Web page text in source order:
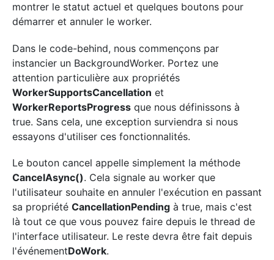
montrer le statut actuel et quelques boutons pour
démarrer et annuler le worker.
Dans le code-behind, nous commençons par
instancier un BackgroundWorker. Portez une
attention particulière aux propriétés
WorkerSupportsCancellation et
WorkerReportsProgress que nous définissons à
true. Sans cela, une exception surviendra si nous
essayons d'utiliser ces fonctionnalités.
Le bouton cancel appelle simplement la méthode
CancelAsync(). Cela signale au worker que
l'utilisateur souhaite en annuler l'exécution en passant
sa propriété CancellationPending à true, mais c'est
là tout ce que vous pouvez faire depuis le thread de
l'interface utilisateur. Le reste devra être fait depuis
l'événementDoWork.